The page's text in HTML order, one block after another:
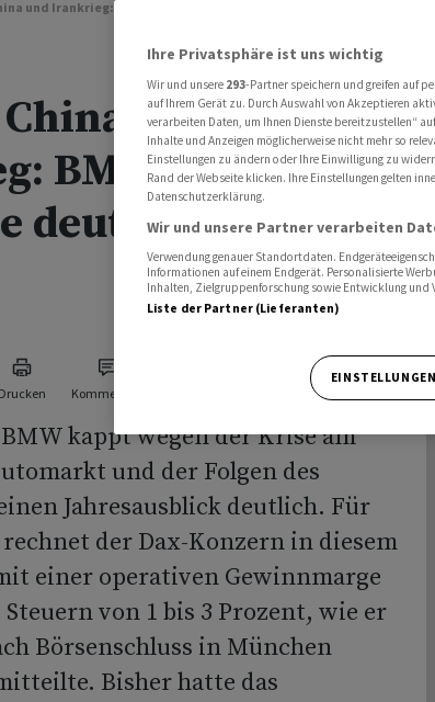
und Irankrieg: BMW kappt Prognose deutlich - Aktie fällt
und
BMW kappt
deutlich - Aktie
Drucken Kommentare
kappt wegen der Krise am
und der Folgen des
Jahresausblick deutlich. Für
der Dax-Konzern in diesem
einer operativen Gewinnmarge
von 1 bis 3 Prozent, wie er
Börsenschluss in München
Bisher hatte das
Ihre Privatsphäre ist uns wichtig
Wir und unsere 293-Partner speichern und greifen auf
auf Ihrem Gerät zu. Durch Auswahl von Akzeptieren
verarbeiten Daten, um Ihnen Dienste bereitzustellen“
Inhalte und Anzeigen möglicherweise nicht mehr so
Einstellungen zu ändern oder Ihre Einwilligung zu
Rand der Webseite klicken. Ihre Einstellungen gelten
Datenschutzerklärung.
Wir und unsere Partner verarbeiten
Verwendung genauer Standortdaten.
Informationen auf einem Endgerät. Personalisierte
Inhalten, Zielgruppenforschung sowie Entwicklung und
Liste der Partner (Lieferanten)
EINSTELLUNGEN